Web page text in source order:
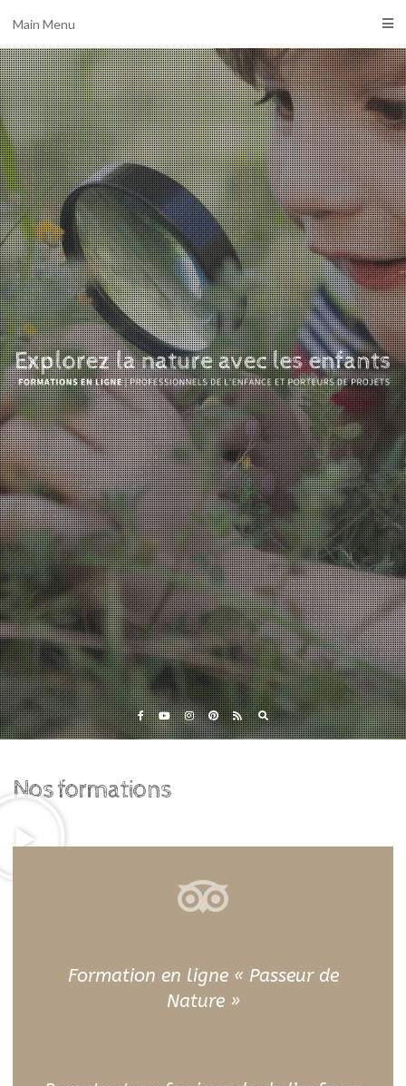
Eveil et Nature
Outils et Formations en ligne pour explorer la nature
avec les enfants
Main Menu
Nos formations
Formation en ligne « Passeur de
Nature »